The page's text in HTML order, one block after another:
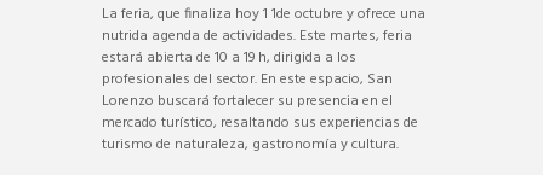
La feria, que finaliza hoy 1 1de octubre y ofrece una
nutrida agenda de actividades. Este martes, feria
estará abierta de 10 a 19 h, dirigida a los
profesionales del sector. En este espacio, San
Lorenzo buscará fortalecer su presencia en el
mercado turístico, resaltando sus experiencias de
turismo de naturaleza, gastronomía y cultura.